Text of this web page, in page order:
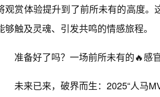
观赏体验提升到了前所未有的高度
够触及灵魂、引发共鸣的情感旅程。
准备好了吗？一场前所未有的🔥感
未来已来，破界而生：2025“人马